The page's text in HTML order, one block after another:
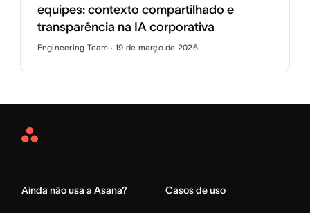
equipes: contexto compartilhado e
transparência na IA corporativa
Engineering Team · 19 de março de 2026
Asana
Ainda não usa a Asana? Casos de uso